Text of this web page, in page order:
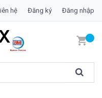
hệ Đăng ký Đăng nhập